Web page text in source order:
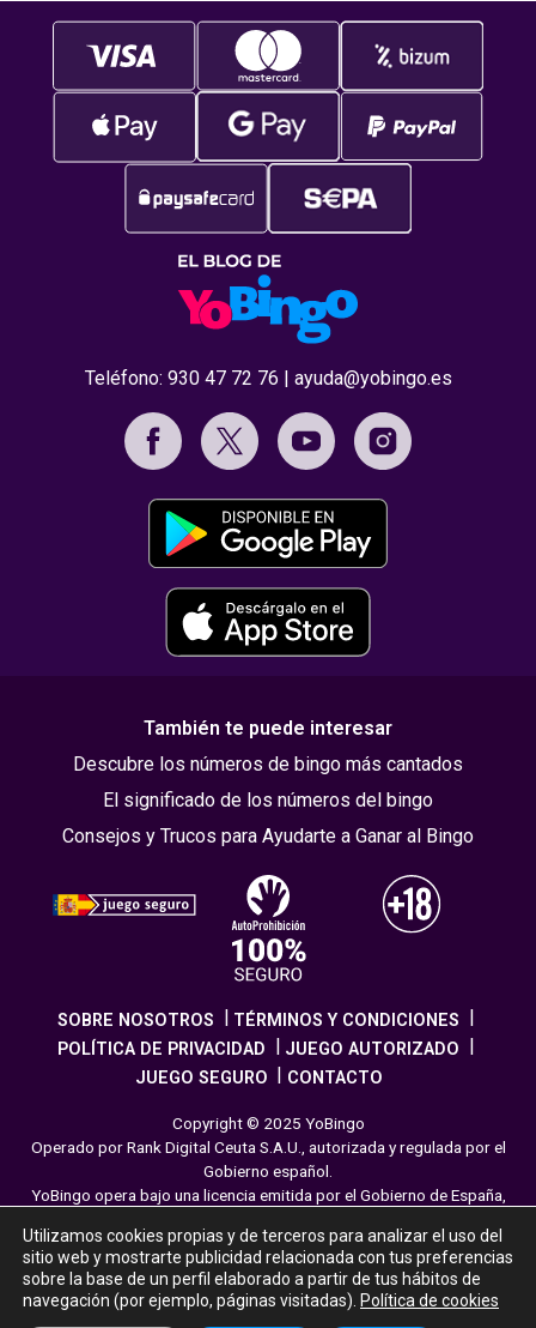
Teléfono: 930 47 72 76 | ayuda@yobingo.es
También te puede interesar
Descubre los números de bingo más cantados
El significado de los números del bingo
Consejos y Trucos para Ayudarte a Ganar al Bingo
SOBRE NOSOTROS
TÉRMINOS Y CONDICIONES
POLÍTICA DE PRIVACIDAD
JUEGO AUTORIZADO
JUEGO SEGURO
CONTACTO
Copyright © 2025 YoBingo
Operado por Rank Digital Ceuta S.A.U., autorizada y regulada por el
Gobierno español.
YoBingo opera bajo una licencia emitida por el Gobierno de España,
responsabilidad en los juegos online. El juego es una forma de
entretenimiento cuya finalidad es ofrecer diversión y emoción a los
jugadores en nuestra página web. Juega con moderación siguiendo
las pautas recomendadas para el juego responsable.
Utilizamos cookies propias y de terceros para analizar el uso del
sitio web y mostrarte publicidad relacionada con tus preferencias
sobre la base de un perfil elaborado a partir de tus hábitos de
navegación (por ejemplo, páginas visitadas). Política de cookies